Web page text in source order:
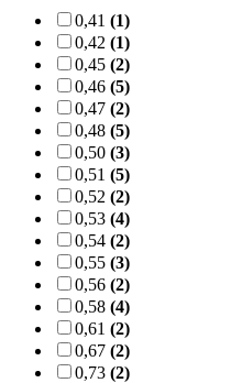
0,41 (1)
0,42 (1)
0,45 (2)
0,46 (5)
0,47 (2)
0,48 (5)
0,50 (3)
0,51 (5)
0,52 (2)
0,53 (4)
0,54 (2)
0,55 (3)
0,56 (2)
0,58 (4)
0,61 (2)
0,67 (2)
0,73 (2)